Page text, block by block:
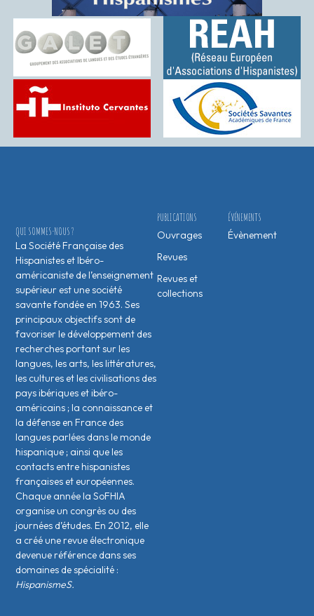
ÉVÉNEMENTS
Évènement
PUBLICATIONS
Ouvrages
Revues
Revues et
collections
QUI SOMMES-NOUS ?
La Société Française des
Hispanistes et Ibéro-
américaniste de l’enseignement
supérieur est une société
savante fondée en 1963. Ses
principaux objectifs sont de
favoriser le développement des
recherches portant sur les
langues, les arts, les littératures,
les cultures et les civilisations des
pays ibériques et ibéro-
américains ; la connaissance et
la défense en France des
langues parlées dans le monde
hispanique ; ainsi que les
contacts entre hispanistes
français·es et européen·nes.
Chaque année la SoFHIA
organise un congrès ou des
journées d’études. En 2012, elle
a créé une revue électronique
devenue référence dans ses
domaines de spécialité :
HispanismeS.